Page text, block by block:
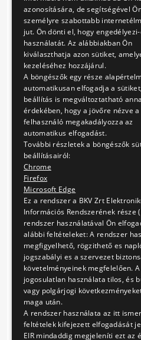
Eljárás száma
Ajánlattételi határidő
Felhívjuk a Tisztelt
hogy jelen
az ajánlattétel
weblapon lehets
LETÖLTHETŐ
vállalkozási
1. sz. melléklet
1. sz. függelék
2. sz. melléklet
2. sz. függelék
3. sz. melléklet
4. sz. melléklet
5. sz. melléklet
6. sz. melléklet
7. sz. melléklet
azonosítására, de segítségével
személyre szabottabb
jut. Ön dönti el, hogy
használatát. Az alábbiakban Ön
kiválaszthatja azon sütiket,
kezeléséhez hozzájárul.
A böngészők egy része
automatikusan elfogadja a
beállítás is megváltoztatható
érdekében, hogy a jövőre nézve a
felhasználó megakadályozza az
automatikus elfogadást.
További részletek a böngészők
beállításairól:
Chrome
Firefox
Microsoft Edge
Ez a rendszer a BKV Zrt
Információs Rendszerének része
rendszer használatával Ön
alábbi feltételeket: A rendszer
megfigyelhető, rögzithető es
jogszabályi es a szervezet
követelményeinek megfelelően.
jogosulatlan használata tilos, és
vagy polgárjogi
maga után.
A rendszer használata az itt
feltételek kifejezett elfogadását
EIR mindaddig megjeleníti ezt az